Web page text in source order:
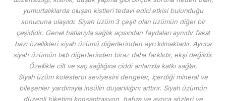
yumurtalıklarda oluşan kistleri tedavi edici etkisi bulunduğu
sonucuna ulaşıldı. Siyah üzüm 3 çeşit olan üzümün diğer bir
çeşididir. Genel hatlarıyla sağlık açısından faydaları aynıdır fakat
bazı özellikleri siyah üzümü diğerlerinden ayrı kılmaktadır. Ayrıca
siyah üzümün tadı diğerlerinden biraz daha farklıdır, ekşi değildir.
Özellikle cilt ve saç sağlığına ciddi anlamda katkı sağlar.
Siyah üzüm kolesterol seviyesini dengeler, içerdiği mineral ve
bileşenler yardımıyla insülin duyarlılığını arttırır. Siyah üzümün
düzenli tüketimi konsantrasyon, hafıza ve ayrıca sözleri ve